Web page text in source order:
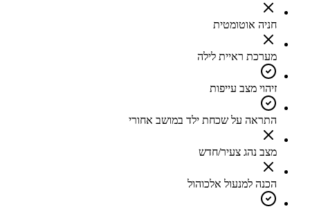
חניה אוטומטית
מערכת ראיית לילה
זיהוי מצב עייפות
התראה על שכחת ילד במושב אחורי
מצב נהג צעיר/חדש
הכנה למנעול אלכוהול